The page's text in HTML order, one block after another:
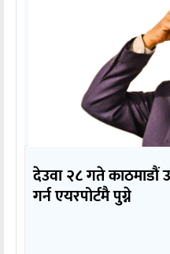
देउवा २८ गते काठमाडौं
गर्न एयरपोर्टमै पुग्ने